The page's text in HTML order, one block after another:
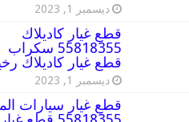
ديسمبر 1, 2023
قطع غيار كاديلاك
55818355 سكراب
قطع غيار كاديلاك
ديسمبر 1, 2023
قطع غيار سيارات